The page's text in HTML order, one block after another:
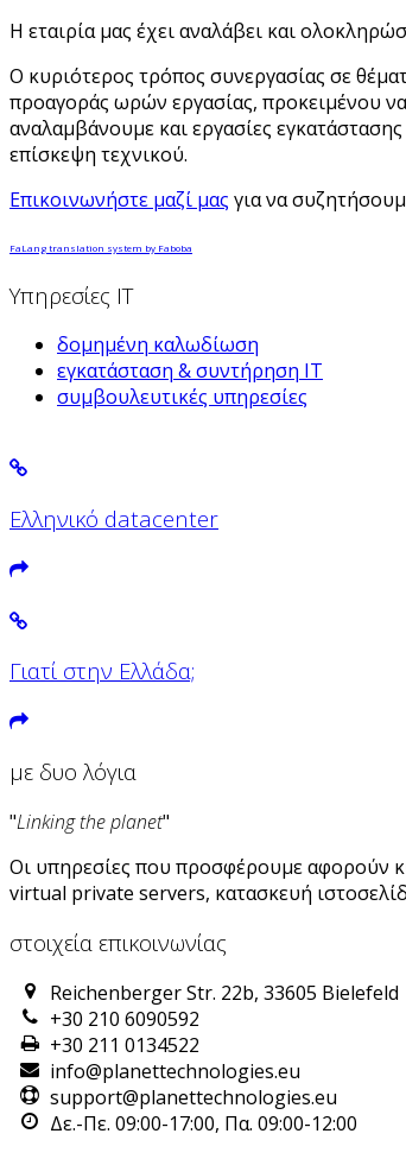
Η εταιρία μας έχει αναλάβει και
Ο κυριότερος τρόπος συνεργασίας σε
προαγοράς ωρών εργασίας, προκειμένου
αναλαμβάνουμε και εργασίες
επίσκεψη τεχνικού.
Επικοινωνήστε μαζί μας για να
FaLang translation system by Faboba
Υπηρεσίες IT
δομημένη καλωδίωση
εγκατάσταση & συντήρηση IT
συμβουλευτικές υπηρεσίες
Ελληνικό datacenter
Γιατί στην Ελλάδα;
με δυο λόγια
"Linking the planet"
Οι υπηρεσίες που προσφέρουμε αφορούν
virtual private servers, κατασκευή
στοιχεία επικοινωνίας
Reichenberger Str. 22b, 33605 Bielefeld
+30 210 6090592
+30 211 0134522
info@planettechnologies.eu
support@planettechnologies.eu
Δε.-Πε. 09:00-17:00, Πα. 09:00-12:00